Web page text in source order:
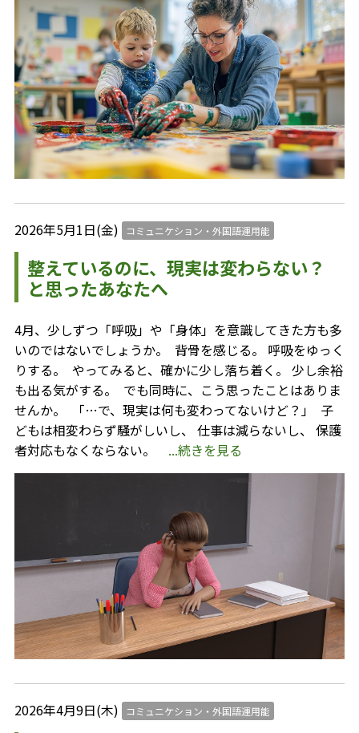
2026年5月1日(金) コミュニケション・外国語運用能
整えているのに、現実は変わらない？
と思ったあなたへ
4月、少しずつ「呼吸」や「身体」を意識してきた方も多
いのではないでしょうか。 ⁡ 背骨を感じる。 呼吸をゆっく
りする。 ⁡ やってみると、確かに少し落ち着く。 少し余裕
も出る気がする。 ⁡ でも同時に、こう思ったことはありま
せんか。 ⁡ 「…で、現実は何も変わってないけど？」 ⁡ 子
どもは相変わらず騒がしいし、 仕事は減らないし、 保護
者対応もなくならない。 ...続きを見る
2026年4月9日(木) コミュニケション・外国語運用能